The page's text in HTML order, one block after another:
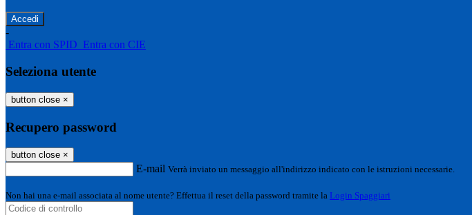
-
Entra con SPID Entra con CIE
Seleziona utente
button close ×
Recupero password
button close ×
E-mail Verrà inviato un messaggio all'indirizzo indicato con le istruzioni necessarie.
Non hai una e-mail associata al nome utente? Effettua il reset della password tramite la Login Spaggiari